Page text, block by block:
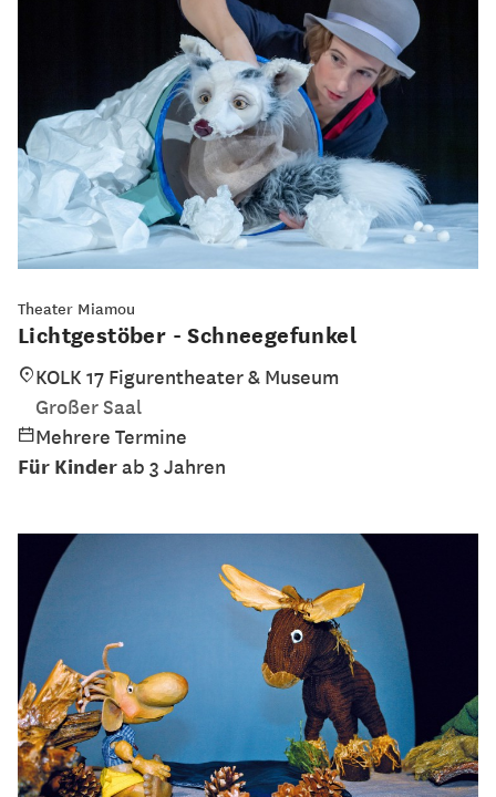
Theater Miamou
Lichtgestöber - Schneegefunkel
KOLK 17 Figurentheater & Museum
Großer Saal
Mehrere Termine
Für Kinderab 3 Jahren